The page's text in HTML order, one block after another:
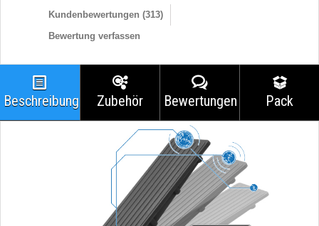
Kundenbewertungen (313)
Bewertung verfassen
Beschreibung Zubehör Bewertungen Pack